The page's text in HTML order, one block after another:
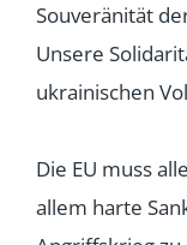
Souveränität
Unsere
ukrainischen
Die EU muss
allem harte